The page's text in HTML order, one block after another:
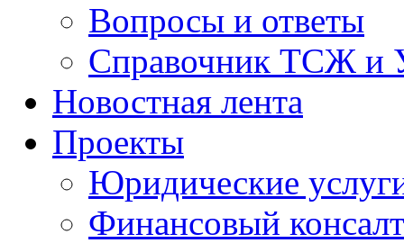
Вопросы и ответы
Справочник ТСЖ и
Новостная лента
Проекты
Юридические
Финансовый